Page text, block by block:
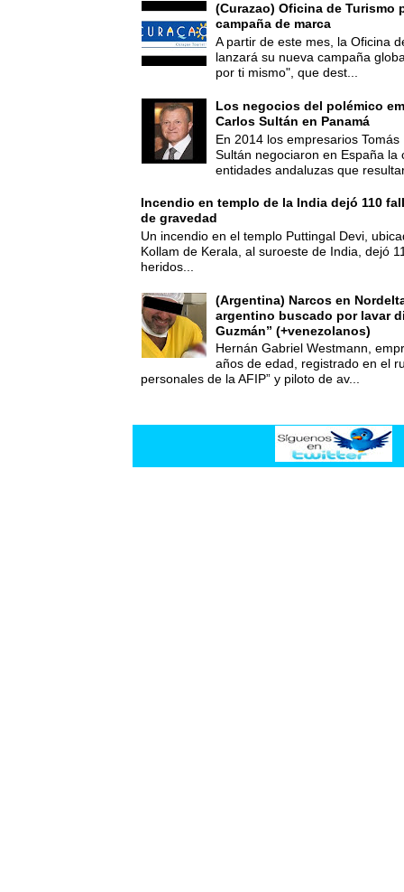
(Curazao) Oficina de Turismo
campaña de marca
A partir de este mes, la Oficina
lanzará su nueva campaña
por ti mismo", que dest...
Los negocios del polémico
Carlos Sultán en Panamá
En 2014 los empresarios
Sultán negociaron en España la
entidades andaluzas que
Incendio en templo de la India dejó 110
de gravedad
Un incendio en el templo Puttingal Devi,
Kollam de Kerala, al suroeste de India, dejó
heridos...
(Argentina) Narcos en
argentino buscado por lavar
Guzmán” (+venezolanos)
Hernán Gabriel Westmann,
años de edad, registrado en el
personales de la AFIP” y piloto de av...